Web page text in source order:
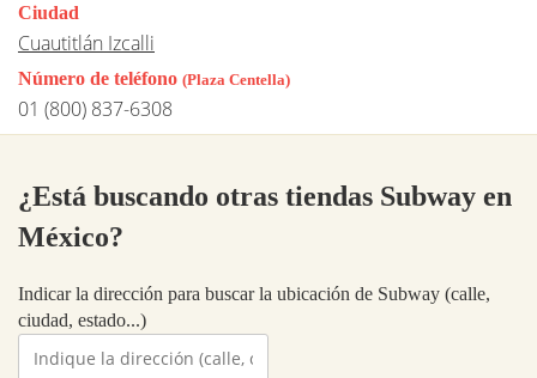
Ciudad
Cuautitlán Izcalli
Número de teléfono (Plaza Centella)
01 (800) 837-6308
¿Está buscando otras tiendas Subway en
México?
Indicar la dirección para buscar la ubicación de Subway (calle,
ciudad, estado...)